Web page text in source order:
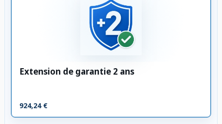
Extension de garantie 2 ans
924,24 €